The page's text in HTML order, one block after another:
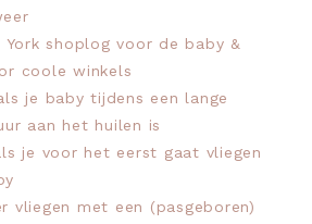
York shoplog voor de baby &
coole winkels
je baby tijdens een lange
aan het huilen is
je voor het eerst gaat vliegen
vliegen met een (pasgeboren)